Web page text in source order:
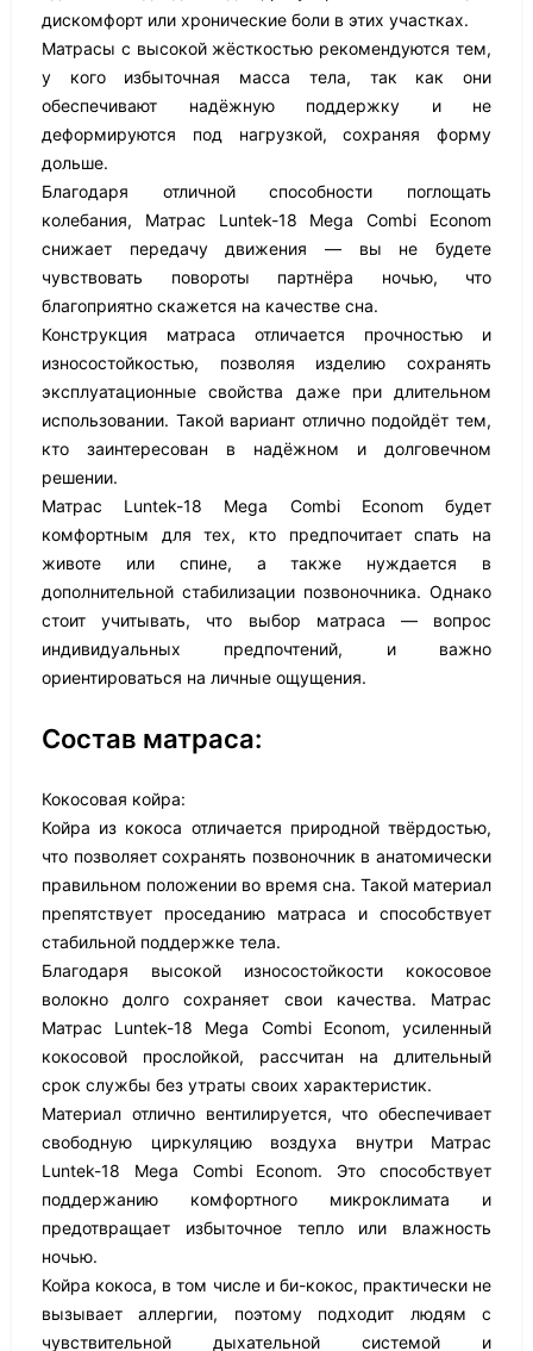
дискомфорт или хронические боли в этих участках.
Матрасы с высокой жёсткостью рекомендуются тем,
у кого избыточная масса тела, так как они
обеспечивают надёжную поддержку и не
деформируются под нагрузкой, сохраняя форму
дольше.
Благодаря отличной способности поглощать
колебания, Матрас Luntek-18 Mega Combi Econom
снижает передачу движения — вы не будете
чувствовать повороты партнёра ночью, что
благоприятно скажется на качестве сна.
Конструкция матраса отличается прочностью и
износостойкостью, позволяя изделию сохранять
эксплуатационные свойства даже при длительном
использовании. Такой вариант отлично подойдёт тем,
кто заинтересован в надёжном и долговечном
решении.
Матрас Luntek-18 Mega Combi Econom будет
комфортным для тех, кто предпочитает спать на
животе или спине, а также нуждается в
дополнительной стабилизации позвоночника. Однако
стоит учитывать, что выбор матраса — вопрос
индивидуальных предпочтений, и важно
ориентироваться на личные ощущения.
Состав матраса:
Кокосовая койра:
Койра из кокоса отличается природной твёрдостью,
что позволяет сохранять позвоночник в анатомически
правильном положении во время сна. Такой материал
препятствует проседанию матраса и способствует
стабильной поддержке тела.
Благодаря высокой износостойкости кокосовое
волокно долго сохраняет свои качества. Матрас
Матрас Luntek-18 Mega Combi Econom, усиленный
кокосовой прослойкой, рассчитан на длительный
срок службы без утраты своих характеристик.
Материал отлично вентилируется, что обеспечивает
свободную циркуляцию воздуха внутри Матрас
Luntek-18 Mega Combi Econom. Это способствует
поддержанию комфортного микроклимата и
предотвращает избыточное тепло или влажность
ночью.
Койра кокоса, в том числе и би-кокос, практически не
вызывает аллергии, поэтому подходит людям с
чувствительной дыхательной системой и